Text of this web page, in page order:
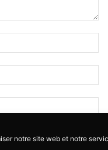
notre site web et notre